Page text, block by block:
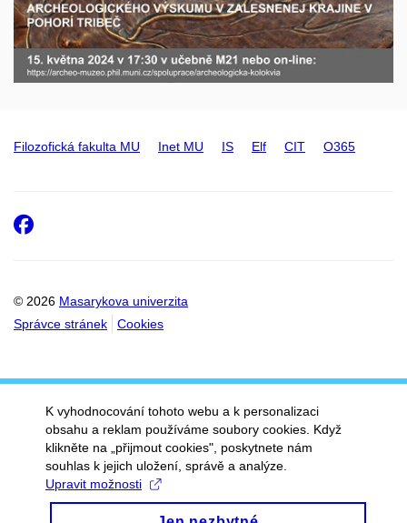
Filozofická fakulta MU Inet MU IS Elf CIT O365
© 2026 Masarykova univerzita
Správce stránek
Cookies
Facebook
K vyhodnocování tohoto webu a k personalizaci
obsahu a reklam používáme soubory cookies. Když
klikněte na „přijmout cookies", poskytnete nám
souhlas k jejich uložení, správě a analýze.
Upravit možnosti